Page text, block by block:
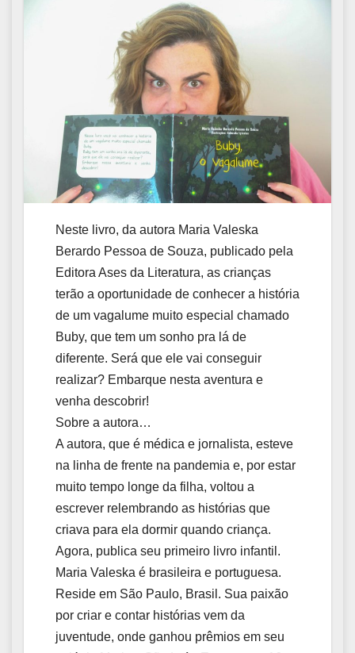
Neste livro, da autora Maria Valeska
Berardo Pessoa de Souza, publicado pela
Editora Ases da Literatura, as crianças
terão a oportunidade de conhecer a história
de um vagalume muito especial chamado
Buby, que tem um sonho pra lá de
diferente. Será que ele vai conseguir
realizar? Embarque nesta aventura e
venha descobrir!
Sobre a autora…
A autora, que é médica e jornalista, esteve
na linha de frente na pandemia e, por estar
muito tempo longe da filha, voltou a
escrever relembrando as histórias que
criava para ela dormir quando criança.
Agora, publica seu primeiro livro infantil.
Maria Valeska é brasileira e portuguesa.
Reside em São Paulo, Brasil. Sua paixão
por criar e contar histórias vem da
juventude, onde ganhou prêmios em seu